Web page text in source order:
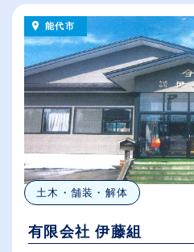
能代市
土木・舗装・解体
有限会社 伊藤組